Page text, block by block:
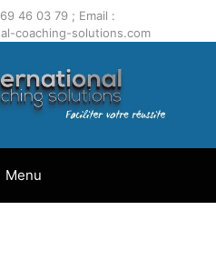
46 03 79 ; Email :
coaching-solutions.com
Menu